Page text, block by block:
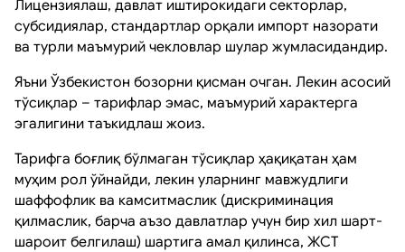
Лицензиялаш, давлат иштирокидаги секторлар,
субсидиялар, стандартлар орқали импорт назорати
ва турли маъмурий чекловлар шулар жумласидандир.
Яъни Ўзбекистон бозорни қисман очган. Лекин асосий
тўсиқлар – тарифлар эмас, маъмурий характерга
эгалигини таъкидлаш жоиз.
Тарифга боғлиқ бўлмаган тўсиқлар ҳақиқатан ҳам
муҳим рол ўйнайди, лекин уларнинг мавжудлиги
шаффофлик ва камситмаслик (дискриминация
қилмаслик, барча аъзо давлатлар учун бир хил шарт-
шароит белгилаш) шартига амал қилинса, ЖСТ